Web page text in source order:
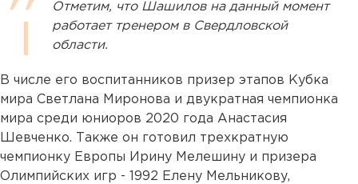
Отметим, что Шашилов на данный момент
работает тренером в Свердловской
области.
В числе его воспитанников призер этапов Кубка
мира Светлана Миронова и двукратная чемпионка
мира среди юниоров 2020 года Анастасия
Шевченко. Также он готовил трехкратную
чемпионку Европы Ирину Мелешину и призера
Олимпийских игр - 1992 Елену Мельникову,